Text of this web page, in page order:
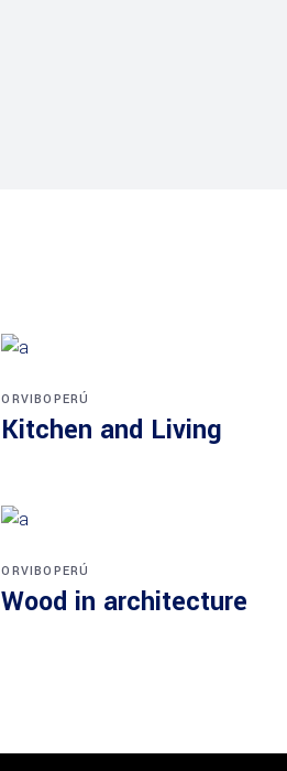
ORVIBOPERÚ
Kitchen and Living
ORVIBOPERÚ
Wood in architecture